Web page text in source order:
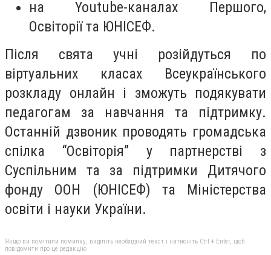
на Youtube-каналах Першого,
Освіторії та ЮНІСЕФ.
Після свята учні розійдуться по
віртуальних класах Всеукраїнського
розкладу онлайн і зможуть подякувати
педагогам за навчання та підтримку.
Останній дзвоник проводять громадська
спілка “Освіторія” у партнерстві з
Суспільним та за підтримки Дитячого
фонду ООН (ЮНІСЕФ) та Міністерства
освіти і науки України.
Якщо ви помітили помилку, виділіть необхідний текст і натисніть Ctrl + Enter, щоб
повідомити про це редакцію